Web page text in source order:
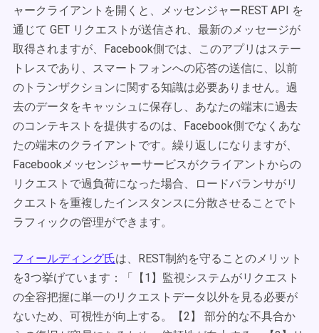
ャークライアントを開くと、メッセンジャーREST API を
通じて GET リクエストが送信され、最新のメッセージが
取得されますが、Facebook側では、このアプリはステー
トレスであり、スマートフォンへの応答の送信に、以前
のトランザクションに関する知識は必要ありません。過
去のデータをキャッシュに保存し、あなたの端末に過去
のコンテキストを提供するのは、Facebook側でなくあな
たの端末のクライアントです。繰り返しになりますが、
Facebookメッセンジャーサービスがクライアントからの
リクエストで過負荷になった場合、ロードバランサがリ
クエストを重複したインスタンスに分散させることでト
ラフィックの管理ができます。
フィールディング氏は、REST制約を守ることのメリット
を3つ挙げています：「【1】監視システムがリクエスト
の全容把握に単一のリクエストデータ以外を見る必要が
ないため、可視性が向上する。【2】 部分的な不具合か